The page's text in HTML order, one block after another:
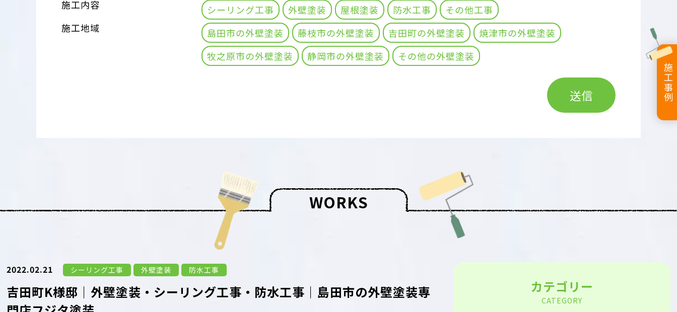
施工事例
施工内容 シーリング工事 外壁塗装 屋根塗装 防水工事
その他工事
施工地域
島田市の外壁塗装 藤枝市の外壁塗装 吉田町の外壁塗装
焼津市の外壁塗装
牧之原市の外壁塗装
静岡市の外壁塗装 その他の外壁塗装
送信
WORKS
2022.02.21 シーリング工事 外壁塗装 防水工事
吉田町K様邸｜外壁塗装・シーリング工事・防水工事｜島田市の外壁塗装専
カテゴリー
CATEGORY